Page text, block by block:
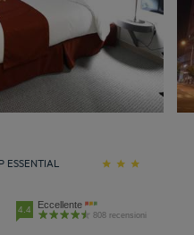
4.4 Eccellente
808 recensioni